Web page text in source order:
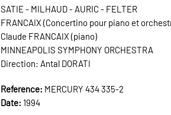
SATIE - MILHAUD - AURIC - FELTER
FRANCAIX (Concertino pour piano et
Claude FRANCAIX (piano)
MINNEAPOLIS SYMPHONY ORCHESTRA
Direction: Antal DORATI
Reference: MERCURY 434 335-2
Date: 1994